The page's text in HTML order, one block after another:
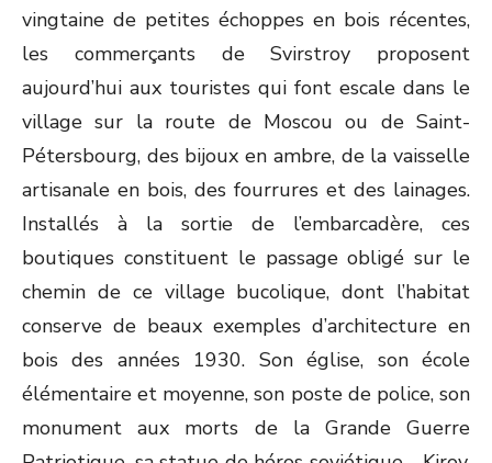
vingtaine de petites échoppes en bois récentes,
les commerçants de Svirstroy proposent
aujourd’hui aux touristes qui font escale dans le
village sur la route de Moscou ou de Saint-
Pétersbourg, des bijoux en ambre, de la vaisselle
artisanale en bois, des fourrures et des lainages.
Installés à la sortie de l’embarcadère, ces
boutiques constituent le passage obligé sur le
chemin de ce village bucolique, dont l’habitat
conserve de beaux exemples d’architecture en
bois des années 1930. Son église, son école
élémentaire et moyenne, son poste de police, son
monument aux morts de la Grande Guerre